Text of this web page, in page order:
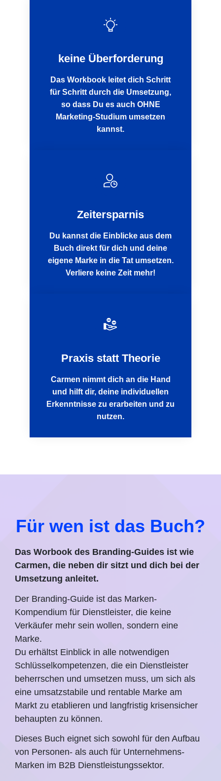
keine Überforderung
Das Workbook leitet dich Schritt
für Schritt durch die Umsetzung,
so dass Du es auch OHNE
Marketing-Studium umsetzen
kannst.
Zeitersparnis
Du kannst die Einblicke aus dem
Buch direkt für dich und deine
eigene Marke in die Tat umsetzen.
Verliere keine Zeit mehr!
Praxis statt Theorie
Carmen nimmt dich an die Hand
und hilft dir, deine individuellen
Erkenntnisse zu erarbeiten und zu
nutzen.
Für wen ist das Buch?
Das Worbook des Branding-Guides ist wie
Carmen, die neben dir sitzt und dich bei der
Umsetzung anleitet.
Der Branding-Guide ist das Marken-
Kompendium für Dienstleister, die keine
Verkäufer mehr sein wollen, sondern eine
Marke.
Du erhältst Einblick in alle notwendigen
Schlüsselkompetenzen, die ein Dienstleister
beherrschen und umsetzen muss, um sich als
eine umsatzstabile und rentable Marke am
Markt zu etablieren und langfristig krisensicher
behaupten zu können.
Dieses Buch eignet sich sowohl für den Aufbau
von Personen- als auch für Unternehmens-
Marken im B2B Dienstleistungssektor.